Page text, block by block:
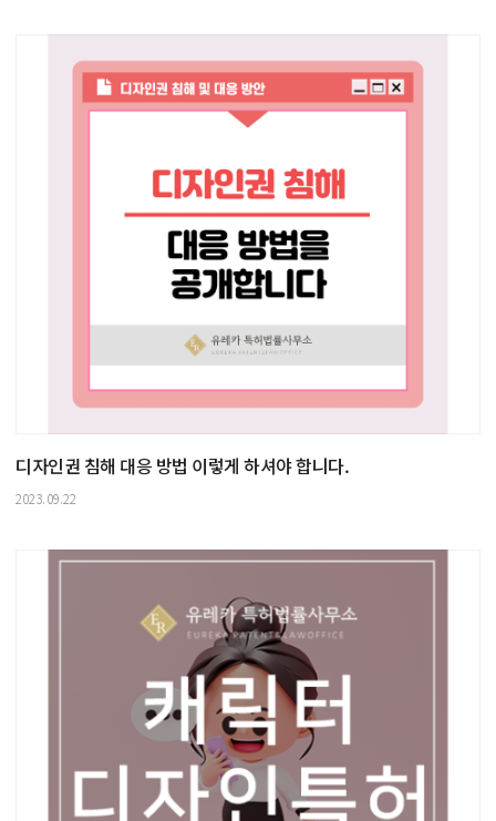
디자인권 침해 대응 방법 이렇게 하셔야 합니다.
2023.09.22